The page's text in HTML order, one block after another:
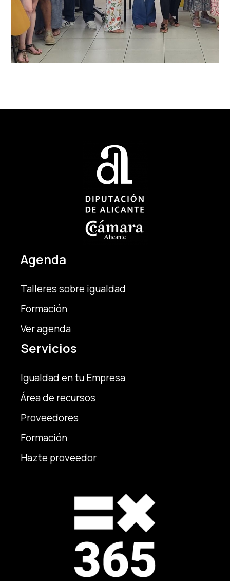
Servicios
Igualdad en tu Empresa
Área de recursos
Proveedores
Formación
Hazte proveedor
Agenda
Talleres sobre igualdad
Formación
Ver agenda